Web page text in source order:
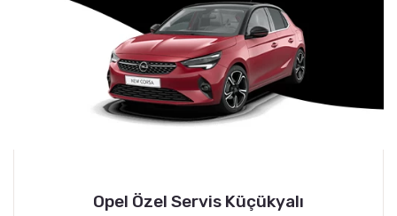
Opel Özel Servis Küçükyalı